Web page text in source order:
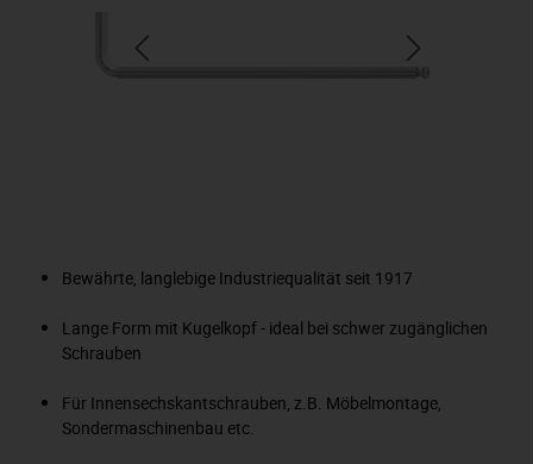
Bewährte, langlebige Industriequalität seit 1917
Lange Form mit Kugelkopf - ideal bei schwer zugänglichen
Schrauben
Für Innensechskantschrauben, z.B. Möbelmontage,
Sondermaschinenbau etc.